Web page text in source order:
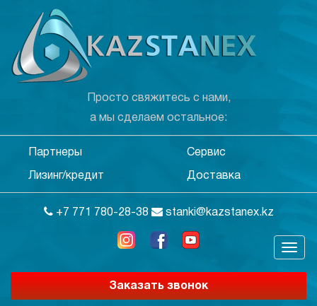
Просто свяжитесь с нами,
а мы сделаем остальное:
Партнеры Сервис
Лизинг/кредит Доставка
+7 771 780-28-38 stanki@kazstanex.kz
Заказать звонок